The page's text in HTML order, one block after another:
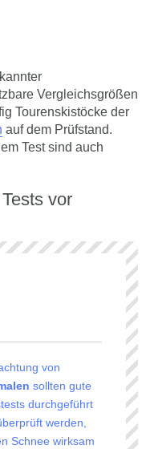
Vergleichsgrößen
Tourenskistöcke der
auf dem Prüfstand.
Test sind auch
vor
von
sollten gute
durchgeführt
werden,
Schnee wirksam